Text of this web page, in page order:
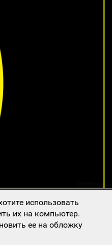
использовать
их на компьютер.
ее на обложку